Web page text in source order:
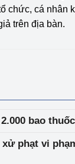
chức, cá nhân
trên địa bàn.
bao
phạt vi